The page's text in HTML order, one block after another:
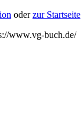
oderzur Startseite
www.vg-buch.de/